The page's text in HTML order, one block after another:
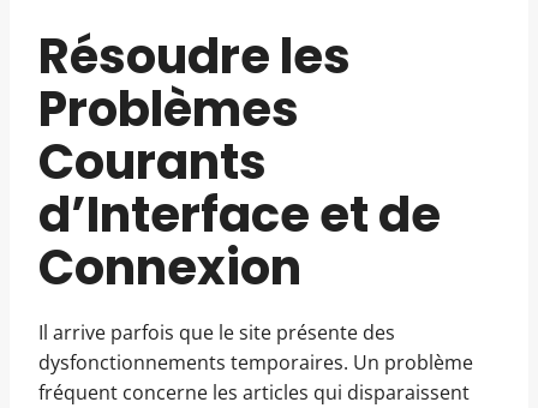
Résoudre les
Problèmes
Courants
d’Interface et de
Connexion
Il arrive parfois que le site présente des
dysfonctionnements temporaires. Un problème
fréquent concerne les articles qui disparaissent